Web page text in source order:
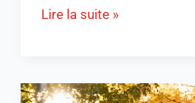
Lire la suite »
Alexis